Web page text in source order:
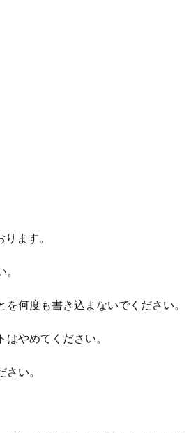
ます。
何度も書き込まないでください。
やめてください。
い。